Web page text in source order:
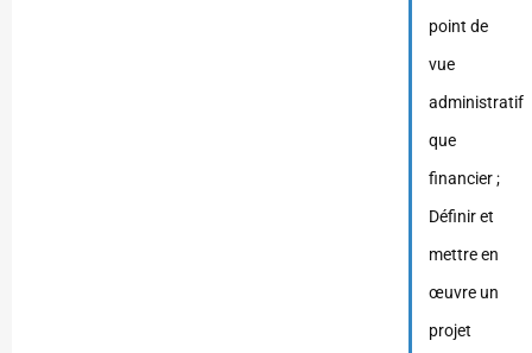
point de
vue
administratif
que
financier ;
Définir et
mettre en
œuvre un
projet